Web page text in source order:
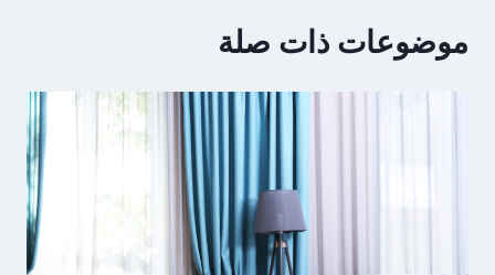
موضوعات ذات صلة